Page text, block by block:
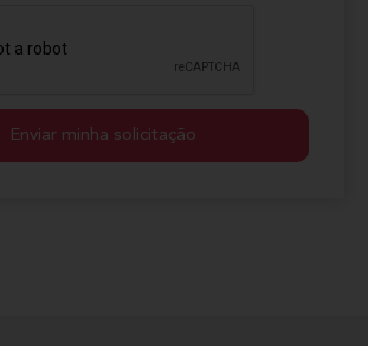
Enviar minha solicitação